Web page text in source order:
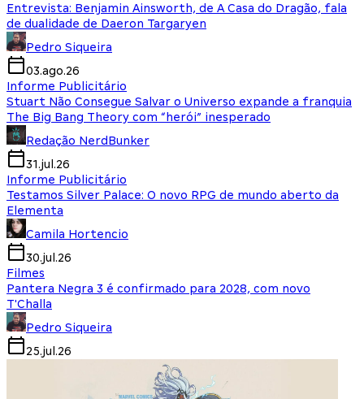
Entrevista: Benjamin Ainsworth, de A Casa do Dragão, fala
de dualidade de Daeron Targaryen
Pedro Siqueira
03.ago.26
Informe Publicitário
Stuart Não Consegue Salvar o Universo expande a franquia
The Big Bang Theory com “herói” inesperado
Redação NerdBunker
31.jul.26
Informe Publicitário
Testamos Silver Palace: O novo RPG de mundo aberto da
Elementa
Camila Hortencio
30.jul.26
Filmes
Pantera Negra 3 é confirmado para 2028, com novo
T'Challa
Pedro Siqueira
25.jul.26